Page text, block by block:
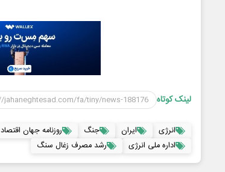
لینک کوتاه
انرژی ایران جنگ روزنامه جهان اقتصاد
اداره ملی انرژی
رشد مصرف زغال سنگ